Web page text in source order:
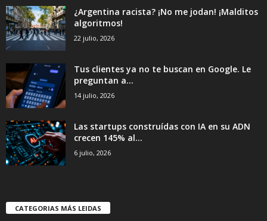
¿Argentina racista? ¡No me jodan! ¡Malditos
algoritmos!
22 julio, 2026
Tus clientes ya no te buscan en Google. Le
preguntan a...
14 julio, 2026
Las startups construídas con IA en su ADN
crecen 145% al...
6 julio, 2026
CATEGORIAS MÁS LEIDAS